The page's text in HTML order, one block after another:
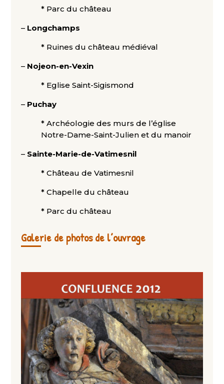
* Parc du château
– Longchamps
* Ruines du château médiéval
– Nojeon-en-Vexin
* Eglise Saint-Sigismond
– Puchay
* Archéologie des murs de l’église
Notre-Dame-Saint-Julien et du manoir
– Sainte-Marie-de-Vatimesnil
* Château de Vatimesnil
* Chapelle du château
* Parc du château
Galerie de photos de l’ouvrage